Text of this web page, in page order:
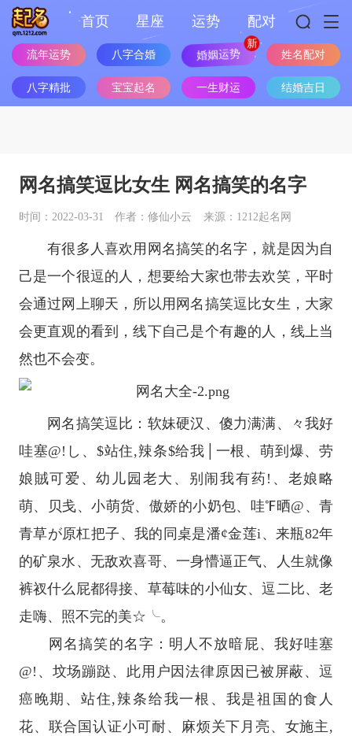
首页 星座 运势 配对
流年运势 八字合婚 婚姻运势 姓名配对
八字精批 宝宝起名 一生财运 结婚吉日
网名搞笑逗比女生 网名搞笑的名字
时间：2022-03-31 作者：修仙小云 来源：1212起名网
有很多人喜欢用网名搞笑的名字，就是因为自
己是一个很逗的人，想要给大家也带去欢笑，平时
会通过网上聊天，所以用网名搞笑逗比女生，大家
会更直观的看到，线下自己是个有趣的人，线上当
然也不会变。
网名搞笑逗比：软妹硬汉、傻力满满、々我好
哇塞@!し、$站住,辣条$给我│一根、萌到爆、劳
娘賊可爱、幼儿园老大、别闹我有药!、老娘略
萌、贝戋、小萌货、傲娇的小奶包、哇℉晒@、青
青草が原杠把子、我的同桌是潘¢金莲i、来瓶82年
的矿泉水、无敌欢喜哥、一身懵逼正气、人生就像
裤衩什么屁都得接、草莓味的小仙女、逗二比、老
走嗨、照不完的美☆╰。
网名搞笑的名字：明人不放暗屁、我好哇塞
@!、坟场蹦跶、此用户因法律原因已被屏蔽、逗
癌晚期、站住,辣条给我一根、我是祖国的食人
花、联合国认证小可耐、麻烦关下月亮、女施主,